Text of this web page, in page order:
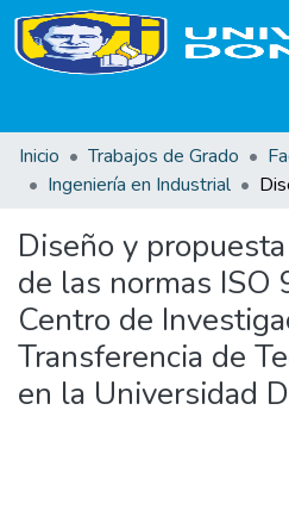
Inicio
Trabajos de Grado
Ingeniería en Industrial
Diseño y
de las normas
Centro de
Transferencia de
en la Universidad